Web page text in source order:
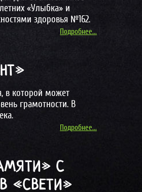
«Улыбка» и
здоровья №162.
Подробнее...
в которой может
грамотности. В
Подробнее...
С
«СВЕТИ»